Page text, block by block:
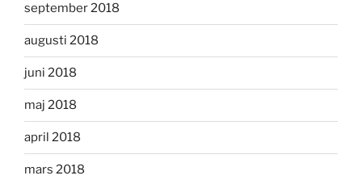
september 2018
augusti 2018
juni 2018
maj 2018
april 2018
mars 2018